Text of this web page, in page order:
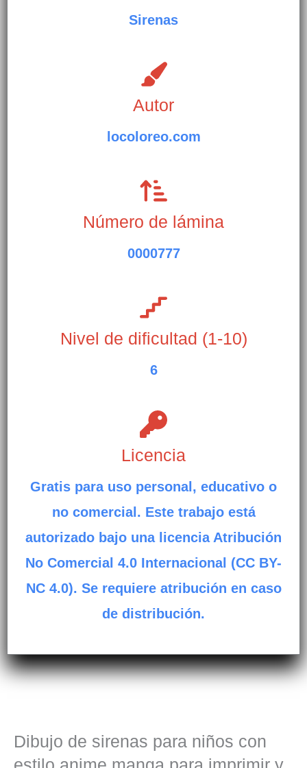
Sirenas
Autor
locoloreo.com
Número de lámina
0000777
Nivel de dificultad (1-10)
6
Licencia
Gratis para uso personal, educativo o
no comercial. Este trabajo está
autorizado bajo una licencia Atribución
No Comercial 4.0 Internacional (CC BY-
NC 4.0). Se requiere atribución en caso
de distribución.
Dibujo de sirenas para niños con